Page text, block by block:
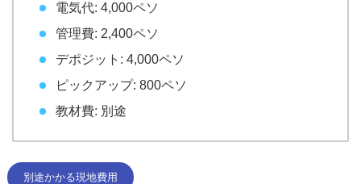
電気代: 4,000ペソ
管理費: 2,400ペソ
デポジット: 4,000ペソ
ピックアップ: 800ペソ
教材費: 別途
別途かかる現地費用